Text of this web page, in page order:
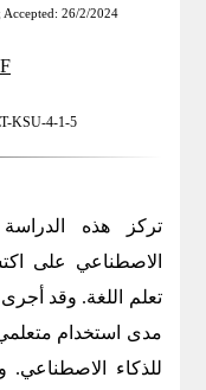
Accepted: 26/2/2024
KSU-4-1-5
تركز هذه
الاصطناعي على
تعلم اللغة. وقد
مدى استخدام متعلمي
للذكاء الاصطناعي.